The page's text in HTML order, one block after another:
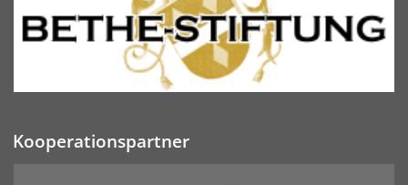
Kooperationspartner